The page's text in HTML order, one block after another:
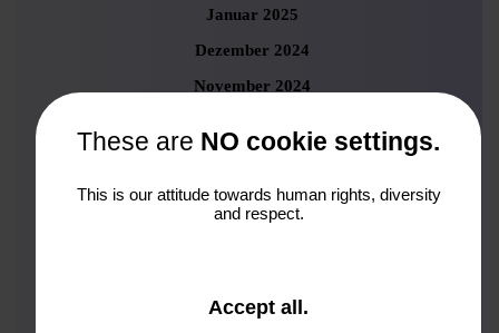
Januar 2025
Dezember 2024
November 2024
August 2024
Juli 2024
Mai 2024
These are NO cookie settings.
This is our attitude towards human rights, diversity
and respect.
Accept all and
.